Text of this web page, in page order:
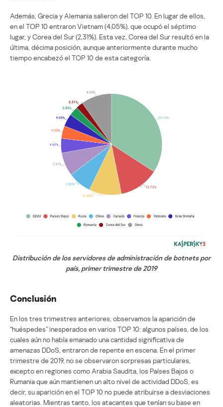
Además, Grecia y Alemania salieron del TOP 10. En lugar de ellos,
en el TOP 10 entraron Vietnam (4,05%), que ocupó el séptimo
lugar, y Corea del Sur (2,31%). Esta vez, Corea del Sur resultó en la
última, décima posición, aunque anteriormente durante mucho
tiempo encabezó el TOP 10 de esta categoría.
Distribución de los servidores de administración de botnets por
país, primer trimestre de 2019
Conclusión
En los tres trimestres anteriores, observamos la aparición de
“huéspedes” inesperados en varios TOP 10: algunos países, de los
cuales aún no había emanado una cantidad significativa de
amenazas DDoS, entraron de repente en escena. En el primer
trimestre de 2019, no se observaron sorpresas particulares,
excepto en regiones como Arabia Saudita, los Países Bajos o
Rumania que aún mantienen un alto nivel de actividad DDoS, es
decir, su aparición en el TOP 10 no puede atribuirse a desviaciones
aleatorias. Mientras tanto, los atacantes que tenían su base en